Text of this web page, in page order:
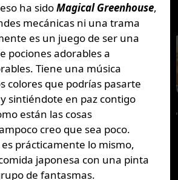
ha sidoMagical Greenhouse,
mecánicas ni una trama
es un juego de ser una
pociones adorables a
Tiene una música
colores que podrías pasarte
sintiéndote en paz contigo
están las cosas
creo que sea poco.
prácticamente lo mismo,
japonesa con una pinta
de fantasmas.